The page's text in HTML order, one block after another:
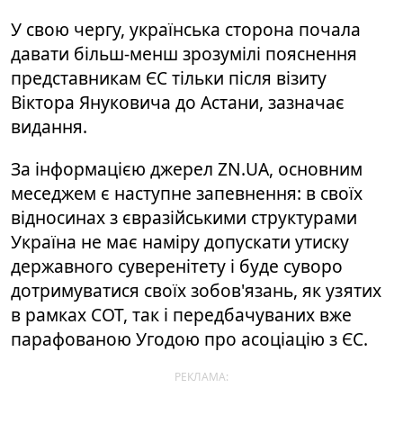
У свою чергу, українська сторона почала
давати більш-менш зрозумілі пояснення
представникам ЄС тільки після візиту
Віктора Януковича до Астани, зазначає
видання.
За інформацією джерел ZN.UA, основним
меседжем є наступне запевнення: в своїх
відносинах з євразійськими структурами
Україна не має наміру допускати утиску
державного суверенітету і буде суворо
дотримуватися своїх зобов'язань, як узятих
в рамках СОТ, так і передбачуваних вже
парафованою Угодою про асоціацію з ЄС.
РЕКЛАМА: